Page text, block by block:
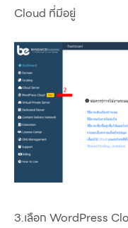
Cloud ที่มีอยู่
3.เลือก WordPress